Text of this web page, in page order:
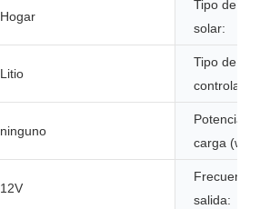
Hogar
Tipo de
solar:
Litio
Tipo de
ninguno
Potencia
carga (w):
12V
salida: